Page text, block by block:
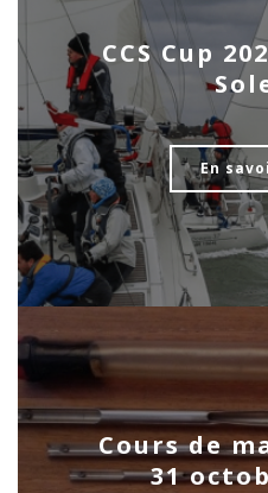
CCS Cup
En
Cours de
31